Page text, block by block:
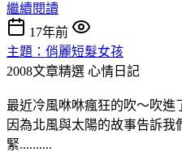
繼續閱讀
17年前
主題：俏麗短髮女孩
2008文章精選 心情日記
最近冷風咻咻瘋狂的吹～吹進
因為北風與太陽的故事告訴
緊..........